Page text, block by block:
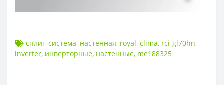
сплит-система, настенная, royal, clima, rci-gl70hn,
inverter, инверторные, настенные, me188325